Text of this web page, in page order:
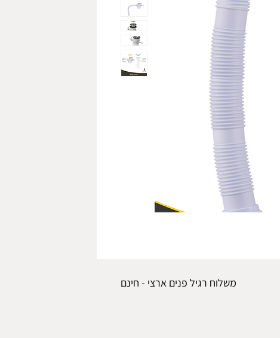
משלוח רגיל פנים ארצי - חינם